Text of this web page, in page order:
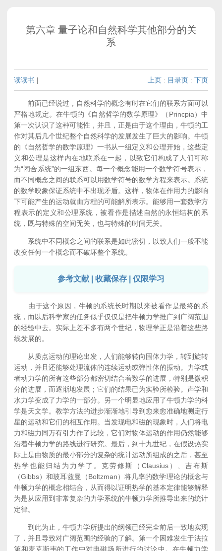
第六章 量子论和自然科学其他部分的关
系
读读书 | 上页 : 目录页 : 下页
前面已经说过，自然科学的概念有时在它们的联系方面可以
严格地规定。在牛顿的《自然哲学的数学原理》（Princpia）中
第一次认识了这种可能性，并且，正是由于这个理由，牛顿的工
作对其后几个世纪整个自然科学的发展发生了巨大的影响。牛顿
的《自然哲学的数学原理》一书从一组定义和公理开始，这些定
义和公理是这样内在地联系在一起，以致它们构成了人们可称
为“闭合系统”的一组东西。每一个概念能用一个数学符号表示，
而不同概念之间的联系可以用数学符号的数学方程来表示。系统
的数学映象保证系统中不出现矛盾。这样，物体在作用力的影响
下可能产生的运动就由方程的可能解所表示。能够用一套数学方
程表示的定义和公理系统，被看作是描述自然的永恒结构的系
统，既与特殊的空间无关，也与特殊的时间无关。
系统中不同概念之间的联系是如此密切，以致人们一般不能
改变任何一个概念而不破坏整个系统。
参考文献 | 收藏保存 | 仅限学习
由于这个原因，牛顿的系统长时期以来被看作是最终的系
统，而以后科学家的任务似乎仅仅是把牛顿力学推广到广阔范围
的经验中去。实际上差不多有两个世纪，物理学正是沿着这些路
线发展的。
从质点运动的理论出发，人们能够转向固体力学，转到旋转
运动，并且还能够处理流体的连续运动或弹性体的振动。力学或
者动力学的所有这些部分都密切结合着数学的进展，特别是微积
分的进展，而逐渐地发展；它们的结果已为实验所检验。声学和
水力学变成了力学的一部分。另一个明显地应用了牛顿力学的科
学是天文学。教学方法的进步渐渐地引导到愈来愈准确地测定行
星的运动和它们的相互作用。当发现电和磁的现象时，人们将电
力和磁力同万有引力作了比较，它们对物体运动的作用仍然能够
沿着牛顿力学的路线进行研究。最后，到十九世纪，在假设热实
际上是由物质的最小部分的复杂的统计运动所组成的之后，甚至
热学也能归结为力学了。克劳修斯（Clausius）、吉布斯
（Gibbs）和玻耳兹曼（Boltzman）将几率的数学理论的概念与
牛顿力学的概念相结合，从而得以证明热学的基本定律能够解释
为是从应用到非常复杂的力学系统的牛顿力学所推导出来的统计
定律。
到此为止，牛顿力学所提出的纲领已经完全前后一致地实现
了，并且导致对广阔范围的经验的了解。第一个困难发生于法拉
第和麦克斯韦的工作中对电磁场所进行的讨论中。在牛顿力学